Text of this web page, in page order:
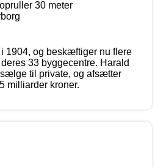
1904, og beskæftiger nu flere
33 byggecentre. Harald
til private, og afsætter
milliarder kroner.